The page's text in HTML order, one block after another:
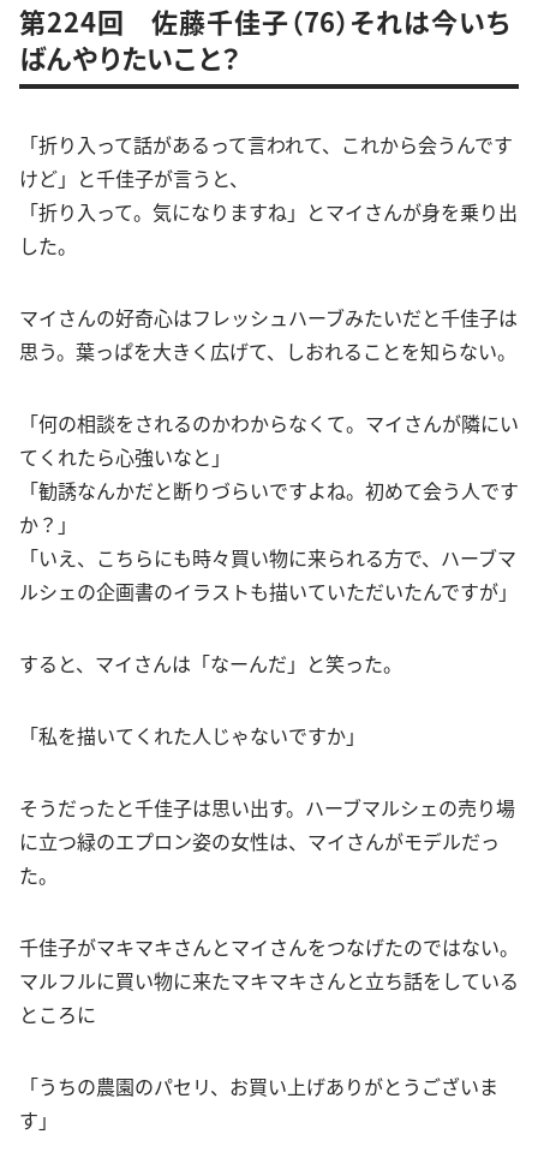
第224回 佐藤千佳子（76）それは今いち
ばんやりたいこと？
「折り入って話があるって言われて、これから会うんです
けど」と千佳子が言うと、
「折り入って。気になりますね」とマイさんが身を乗り出
した。
マイさんの好奇心はフレッシュハーブみたいだと千佳子は
思う。葉っぱを大きく広げて、しおれることを知らない。
「何の相談をされるのかわからなくて。マイさんが隣にい
てくれたら心強いなと」
「勧誘なんかだと断りづらいですよね。初めて会う人です
か？」
「いえ、こちらにも時々買い物に来られる方で、ハーブマ
ルシェの企画書のイラストも描いていただいたんですが」
すると、マイさんは「なーんだ」と笑った。
「私を描いてくれた人じゃないですか」
そうだったと千佳子は思い出す。ハーブマルシェの売り場
に立つ緑のエプロン姿の女性は、マイさんがモデルだっ
た。
千佳子がマキマキさんとマイさんをつなげたのではない。
マルフルに買い物に来たマキマキさんと立ち話をしている
ところに
「うちの農園のパセリ、お買い上げありがとうございま
す」